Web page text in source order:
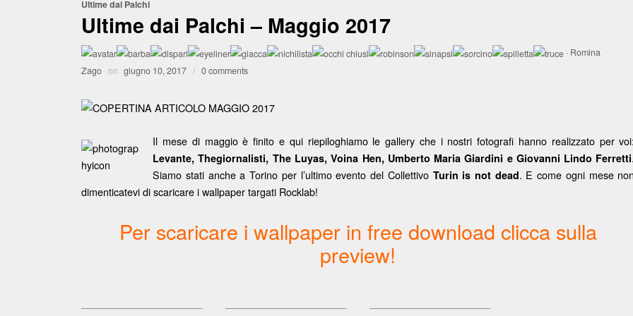
Ultime dai Palchi
Ultime dai Palchi – Maggio 2017
· Romina
Zago on giugno 10, 2017 / 0 comments
Il mese di maggio è finito e qui riepiloghiamo le gallery che i nostri fotografi hanno realizzato per voi:
Levante, Thegiornalisti, The Luyas, Voina Hen, Umberto Maria Giardini e Giovanni Lindo Ferretti.
Siamo stati anche a Torino per l’ultimo evento del Collettivo Turin is not dead. E come ogni mese non
dimenticatevi di scaricare i wallpaper targati Rocklab!
Per scaricare i wallpaper in free download clicca sulla
preview!